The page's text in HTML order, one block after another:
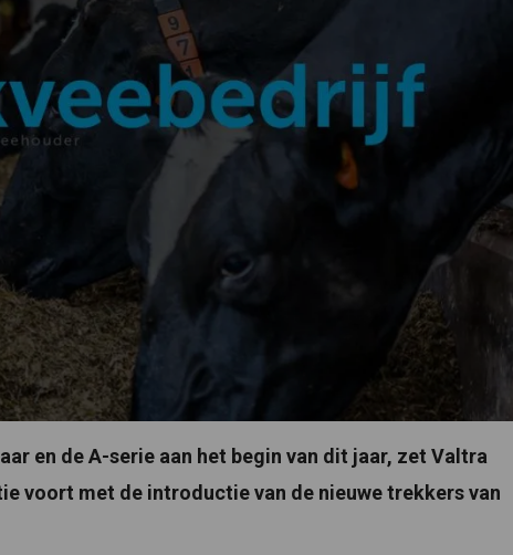
en de A-serie aan het begin van dit jaar, zet Valtra
voort met de introductie van de nieuwe trekkers van